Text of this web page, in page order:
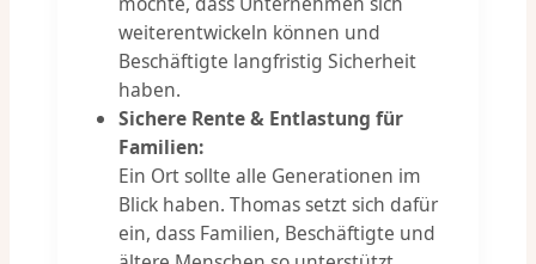
weiterentwickeln können und
Beschäftigte langfristig Sicherheit
haben.
Sichere Rente & Entlastung für
Familien:
Ein Ort sollte alle Generationen im
Blick haben. Thomas setzt sich dafür
ein, dass Familien, Beschäftigte und